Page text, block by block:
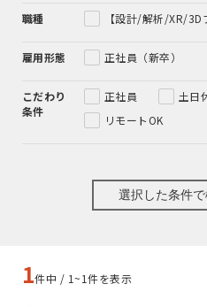
職種 【設計/解析/XR/
雇用形態 正社員（新卒）
こだわり
条件
正社員 土日
リモートOK
選択した条件
1件中 / 1~1件を表示